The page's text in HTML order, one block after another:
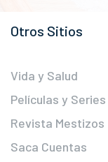
Otros Sitios
Vida y Salud
Películas y Series
Revista Mestizos
Saca Cuentas